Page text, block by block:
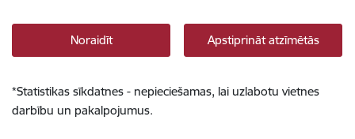
Noraidīt Apstiprināt atzīmētās
*Statistikas sīkdatnes - nepieciešamas, lai uzlabotu vietnes
darbību un pakalpojumus.